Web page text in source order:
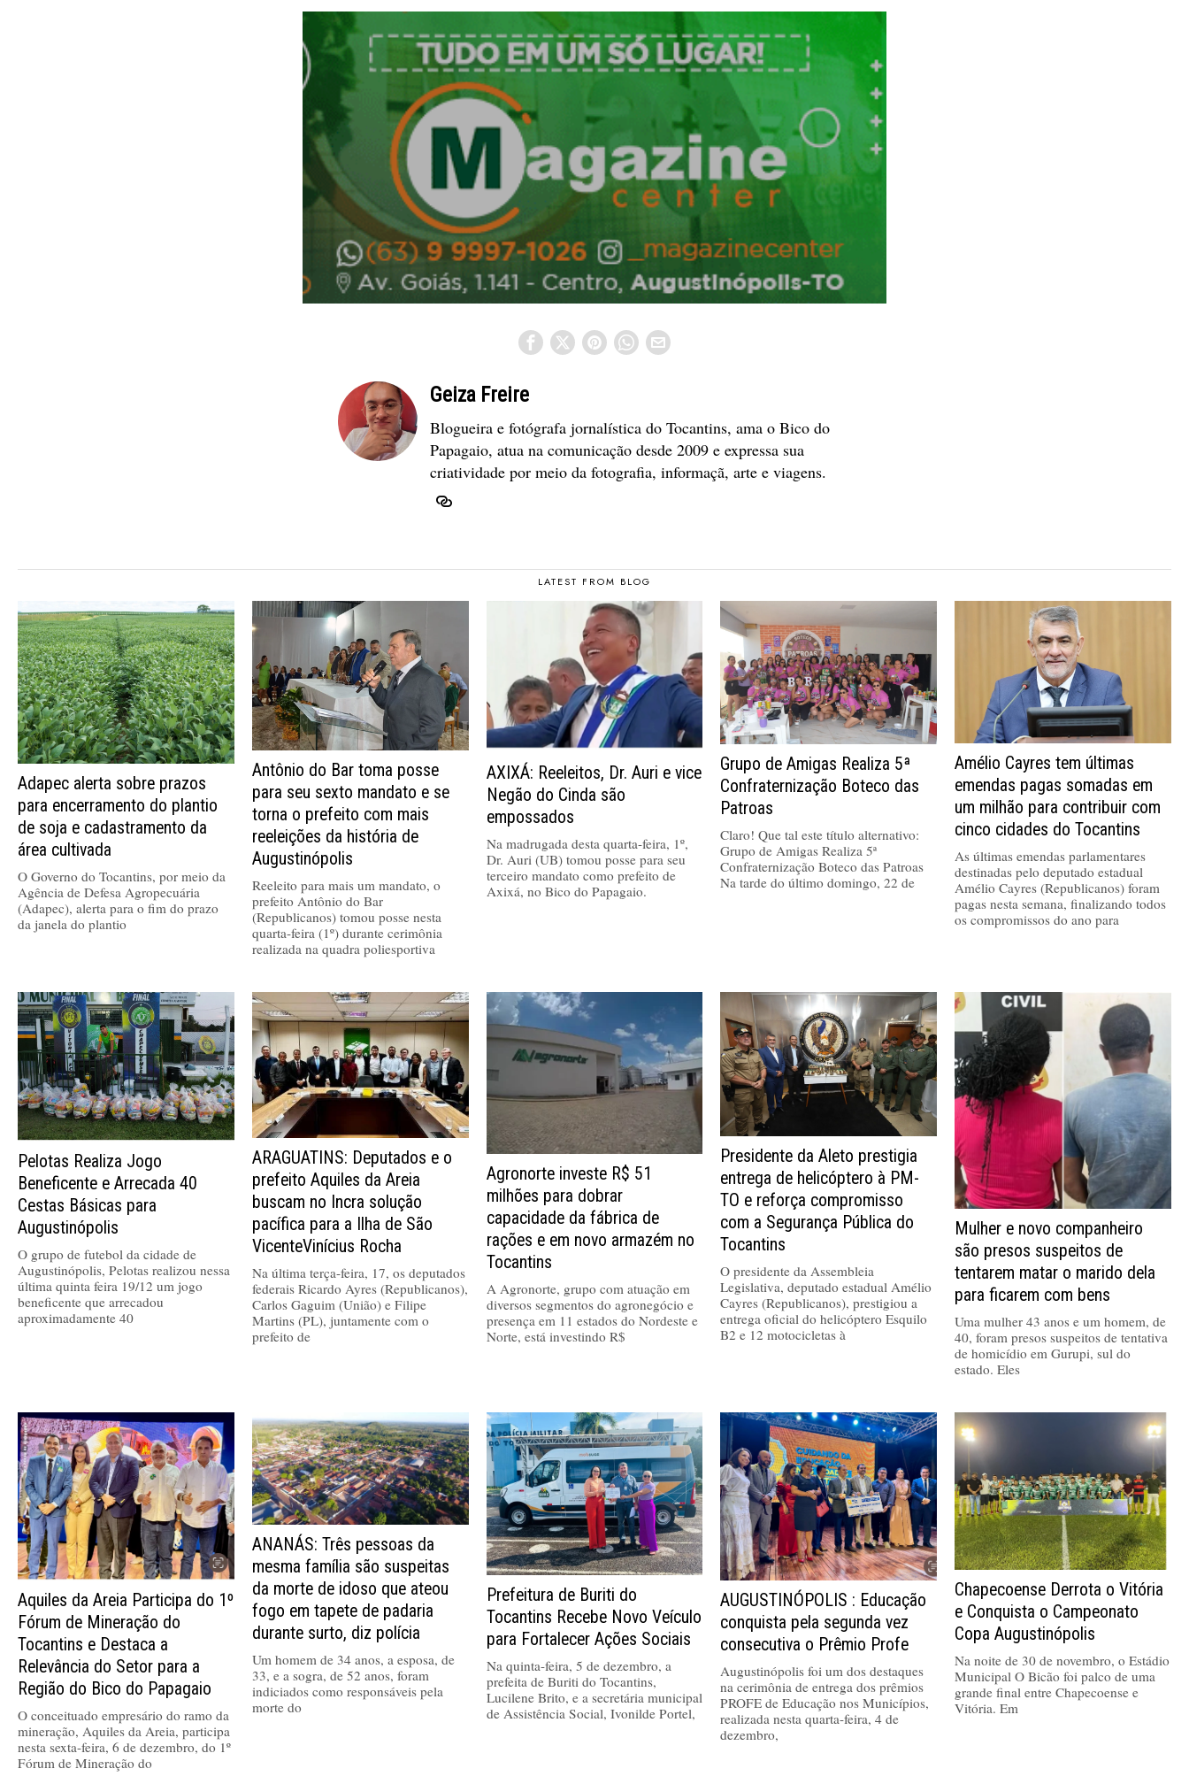
Geiza Freire
Blogueira e fotógrafa jornalística do Tocantins, ama o Bico do
Papagaio, atua na comunicação desde 2009 e expressa sua
criatividade por meio da fotografia, informaçã, arte e viagens.
LATEST FROM BLOG
Adapec alerta sobre prazos
para encerramento do plantio
de soja e cadastramento da
área cultivada
O Governo do Tocantins, por meio da
Agência de Defesa Agropecuária
(Adapec), alerta para o fim do prazo
da janela do plantio
Antônio do Bar toma posse
para seu sexto mandato e se
torna o prefeito com mais
reeleições da história de
Augustinópolis
Reeleito para mais um mandato, o
prefeito Antônio do Bar
(Republicanos) tomou posse nesta
quarta-feira (1º) durante cerimônia
realizada na quadra poliesportiva
AXIXÁ: Reeleitos, Dr. Auri e vice
Negão do Cinda são
empossados
Na madrugada desta quarta-feira, 1º,
Dr. Auri (UB) tomou posse para seu
terceiro mandato como prefeito de
Axixá, no Bico do Papagaio.
Grupo de Amigas Realiza 5ª
Confraternização Boteco das
Patroas
Claro! Que tal este título alternativo:
Grupo de Amigas Realiza 5ª
Confraternização Boteco das Patroas
Na tarde do último domingo, 22 de
Amélio Cayres tem últimas
emendas pagas somadas em
um milhão para contribuir com
cinco cidades do Tocantins
As últimas emendas parlamentares
destinadas pelo deputado estadual
Amélio Cayres (Republicanos) foram
pagas nesta semana, finalizando todos
os compromissos do ano para
Pelotas Realiza Jogo
Beneficente e Arrecada 40
Cestas Básicas para
Augustinópolis
O grupo de futebol da cidade de
Augustinópolis, Pelotas realizou nessa
última quinta feira 19/12 um jogo
beneficente que arrecadou
aproximadamente 40
ARAGUATINS: Deputados e o
prefeito Aquiles da Areia
buscam no Incra solução
pacífica para a Ilha de São
VicenteVinícius Rocha
Na última terça-feira, 17, os deputados
federais Ricardo Ayres (Republicanos),
Carlos Gaguim (União) e Filipe
Martins (PL), juntamente com o
prefeito de
Agronorte investe R$ 51
milhões para dobrar
capacidade da fábrica de
rações e em novo armazém no
Tocantins
A Agronorte, grupo com atuação em
diversos segmentos do agronegócio e
presença em 11 estados do Nordeste e
Norte, está investindo R$
Presidente da Aleto prestigia
entrega de helicóptero à PM-
TO e reforça compromisso
com a Segurança Pública do
Tocantins
O presidente da Assembleia
Legislativa, deputado estadual Amélio
Cayres (Republicanos), prestigiou a
entrega oficial do helicóptero Esquilo
B2 e 12 motocicletas à
Mulher e novo companheiro
são presos suspeitos de
tentarem matar o marido dela
para ficarem com bens
Uma mulher 43 anos e um homem, de
40, foram presos suspeitos de tentativa
de homicídio em Gurupi, sul do
estado. Eles
Aquiles da Areia Participa do 1º
Fórum de Mineração do
Tocantins e Destaca a
Relevância do Setor para a
Região do Bico do Papagaio
O conceituado empresário do ramo da
mineração, Aquiles da Areia, participa
nesta sexta-feira, 6 de dezembro, do 1º
Fórum de Mineração do
ANANÁS: Três pessoas da
mesma família são suspeitas
da morte de idoso que ateou
fogo em tapete de padaria
durante surto, diz polícia
Um homem de 34 anos, a esposa, de
33, e a sogra, de 52 anos, foram
indiciados como responsáveis pela
morte do
Prefeitura de Buriti do
Tocantins Recebe Novo Veículo
para Fortalecer Ações Sociais
Na quinta-feira, 5 de dezembro, a
prefeita de Buriti do Tocantins,
Lucilene Brito, e a secretária municipal
de Assistência Social, Ivonilde Portel,
AUGUSTINÓPOLIS : Educação
conquista pela segunda vez
consecutiva o Prêmio Profe
Augustinópolis foi um dos destaques
na cerimônia de entrega dos prêmios
PROFE de Educação nos Municípios,
realizada nesta quarta-feira, 4 de
dezembro,
Chapecoense Derrota o Vitória
e Conquista o Campeonato
Copa Augustinópolis
Na noite de 30 de novembro, o Estádio
Municipal O Bicão foi palco de uma
grande final entre Chapecoense e
Vitória. Em